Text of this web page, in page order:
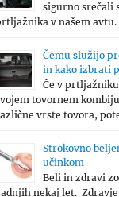
sigurno srečali
v našem avtu.
Čemu služijo
in kako izbrati
Če v
tovornem
vrste tovora,
Strokovno
učinkom
Beli in zdravi
nekaj let.